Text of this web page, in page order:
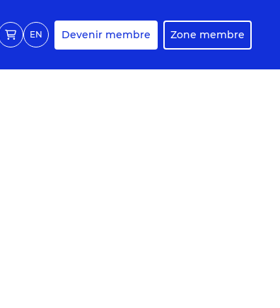
EN Devenir membre Zone membre